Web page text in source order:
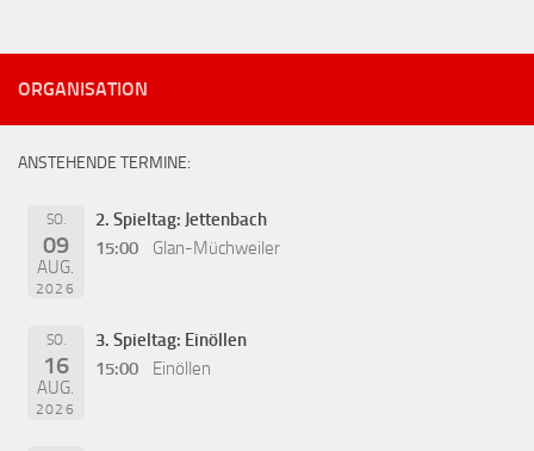
ORGANISATION
ANSTEHENDE TERMINE:
SO.
09
AUG.
2026
2. Spieltag: Jettenbach
15:00
Glan-Müchweiler
SO.
16
AUG.
2026
3. Spieltag: Einöllen
15:00
Einöllen